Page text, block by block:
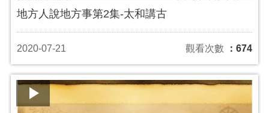
地方人說地方事第2集-太和講古
2020-07-21 觀看次數 ：674